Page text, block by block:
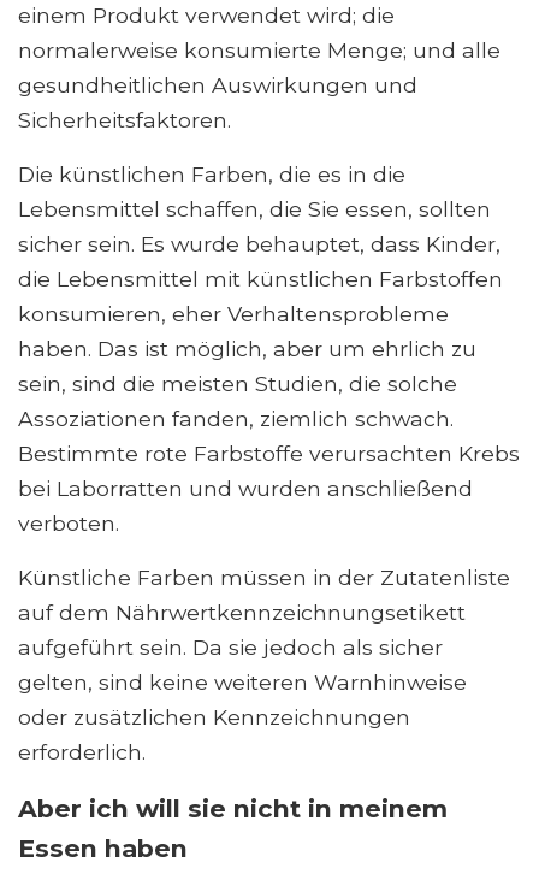
einem Produkt verwendet wird; die
normalerweise konsumierte Menge; und alle
gesundheitlichen Auswirkungen und
Sicherheitsfaktoren.
Die künstlichen Farben, die es in die
Lebensmittel schaffen, die Sie essen, sollten
sicher sein. Es wurde behauptet, dass Kinder,
die Lebensmittel mit künstlichen Farbstoffen
konsumieren, eher Verhaltensprobleme
haben. Das ist möglich, aber um ehrlich zu
sein, sind die meisten Studien, die solche
Assoziationen fanden, ziemlich schwach.
Bestimmte rote Farbstoffe verursachten Krebs
bei Laborratten und wurden anschließend
verboten.
Künstliche Farben müssen in der Zutatenliste
auf dem Nährwertkennzeichnungsetikett
aufgeführt sein. Da sie jedoch als sicher
gelten, sind keine weiteren Warnhinweise
oder zusätzlichen Kennzeichnungen
erforderlich.
Aber ich will sie nicht in meinem
Essen haben